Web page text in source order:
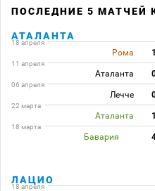
ПОСЛЕДНИЕ 5 МАТЧЕЙ
АТАЛАНТА
18 апреля
Рома
11 апреля
Аталанта
06 апреля
Лечче
22 марта
Аталанта
18 марта
Бавария
ЛАЦИО
18 апреля